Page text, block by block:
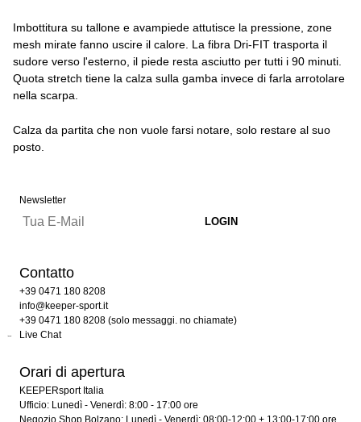
Imbottitura su tallone e avampiede attutisce la pressione, zone
mesh mirate fanno uscire il calore. La fibra Dri-FIT trasporta il
sudore verso l'esterno, il piede resta asciutto per tutti i 90 minuti.
Quota stretch tiene la calza sulla gamba invece di farla arrotolare
nella scarpa.
Calza da partita che non vuole farsi notare, solo restare al suo
posto.
Newsletter
Contatto
+39 0471 180 8208
info@keeper-sport.it
+39 0471 180 8208 (solo messaggi. no chiamate)
Live Chat
Orari di apertura
KEEPERsport Italia
Ufficio: Lunedì - Venerdì: 8:00 - 17:00 ore
Negozio Shop Bolzano: Lunedì - Venerdì: 08:00-12:00 + 13:00-17:00 ore